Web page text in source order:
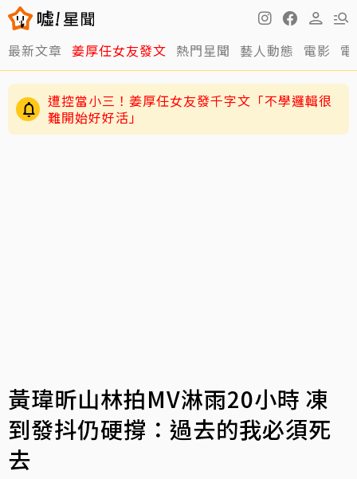
最新文章 姜厚任女友發文 熱門星聞 藝人動態 電影
遭控當小三！姜厚任女友發千字文「不學邏輯很
難開始好好活」
黃瑋昕山林拍MV淋雨20小時 凍
到發抖仍硬撐：過去的我必須死
去